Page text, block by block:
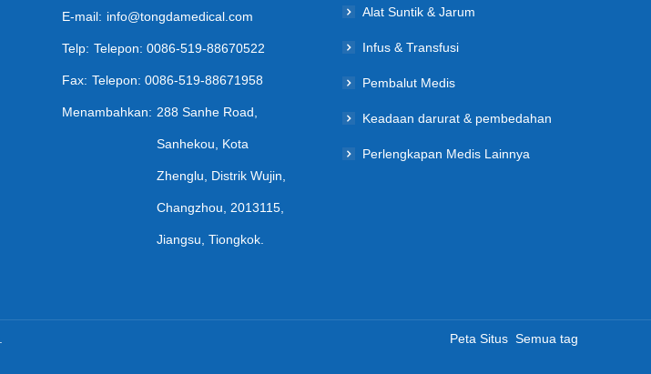
E-mail: info@tongdamedical.com
Telp: Telepon: 0086-519-88670522
Fax: Telepon: 0086-519-88671958
Menambahkan: 288 Sanhe Road,
Sanhekou, Kota
Zhenglu, Distrik Wujin,
Changzhou, 2013115,
Jiangsu, Tiongkok.
Alat Suntik & Jarum
Infus & Transfusi
Pembalut Medis
Keadaan darurat & pembedahan
Perlengkapan Medis Lainnya
Peta Situs Semua tag